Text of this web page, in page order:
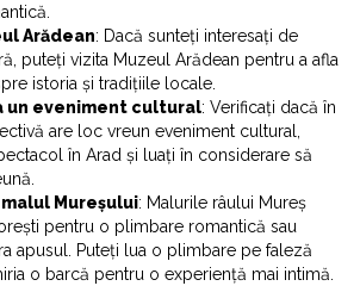
Arădean: Dacă sunteți interesați de
puteți vizita Muzeul Arădean pentru a afla
istoria și tradițiile locale.
un eveniment cultural: Verificați dacă în
are loc vreun eveniment cultural,
în Arad și luați în considerare să
Mureșului: Malurile râului Mureș
pentru o plimbare romantică sau
apusul. Puteți lua o plimbare pe faleză
o barcă pentru o experiență mai intimă.